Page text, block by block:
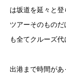
は坂道を延々と登
ツアーそのもの
も全てクルーズ代
出港まで時間があ